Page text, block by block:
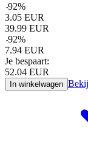
-92%
3.05 EUR
39.99 EUR
-92%
7.94 EUR
Je bespaart:
52.04 EUR
In winkelwagen